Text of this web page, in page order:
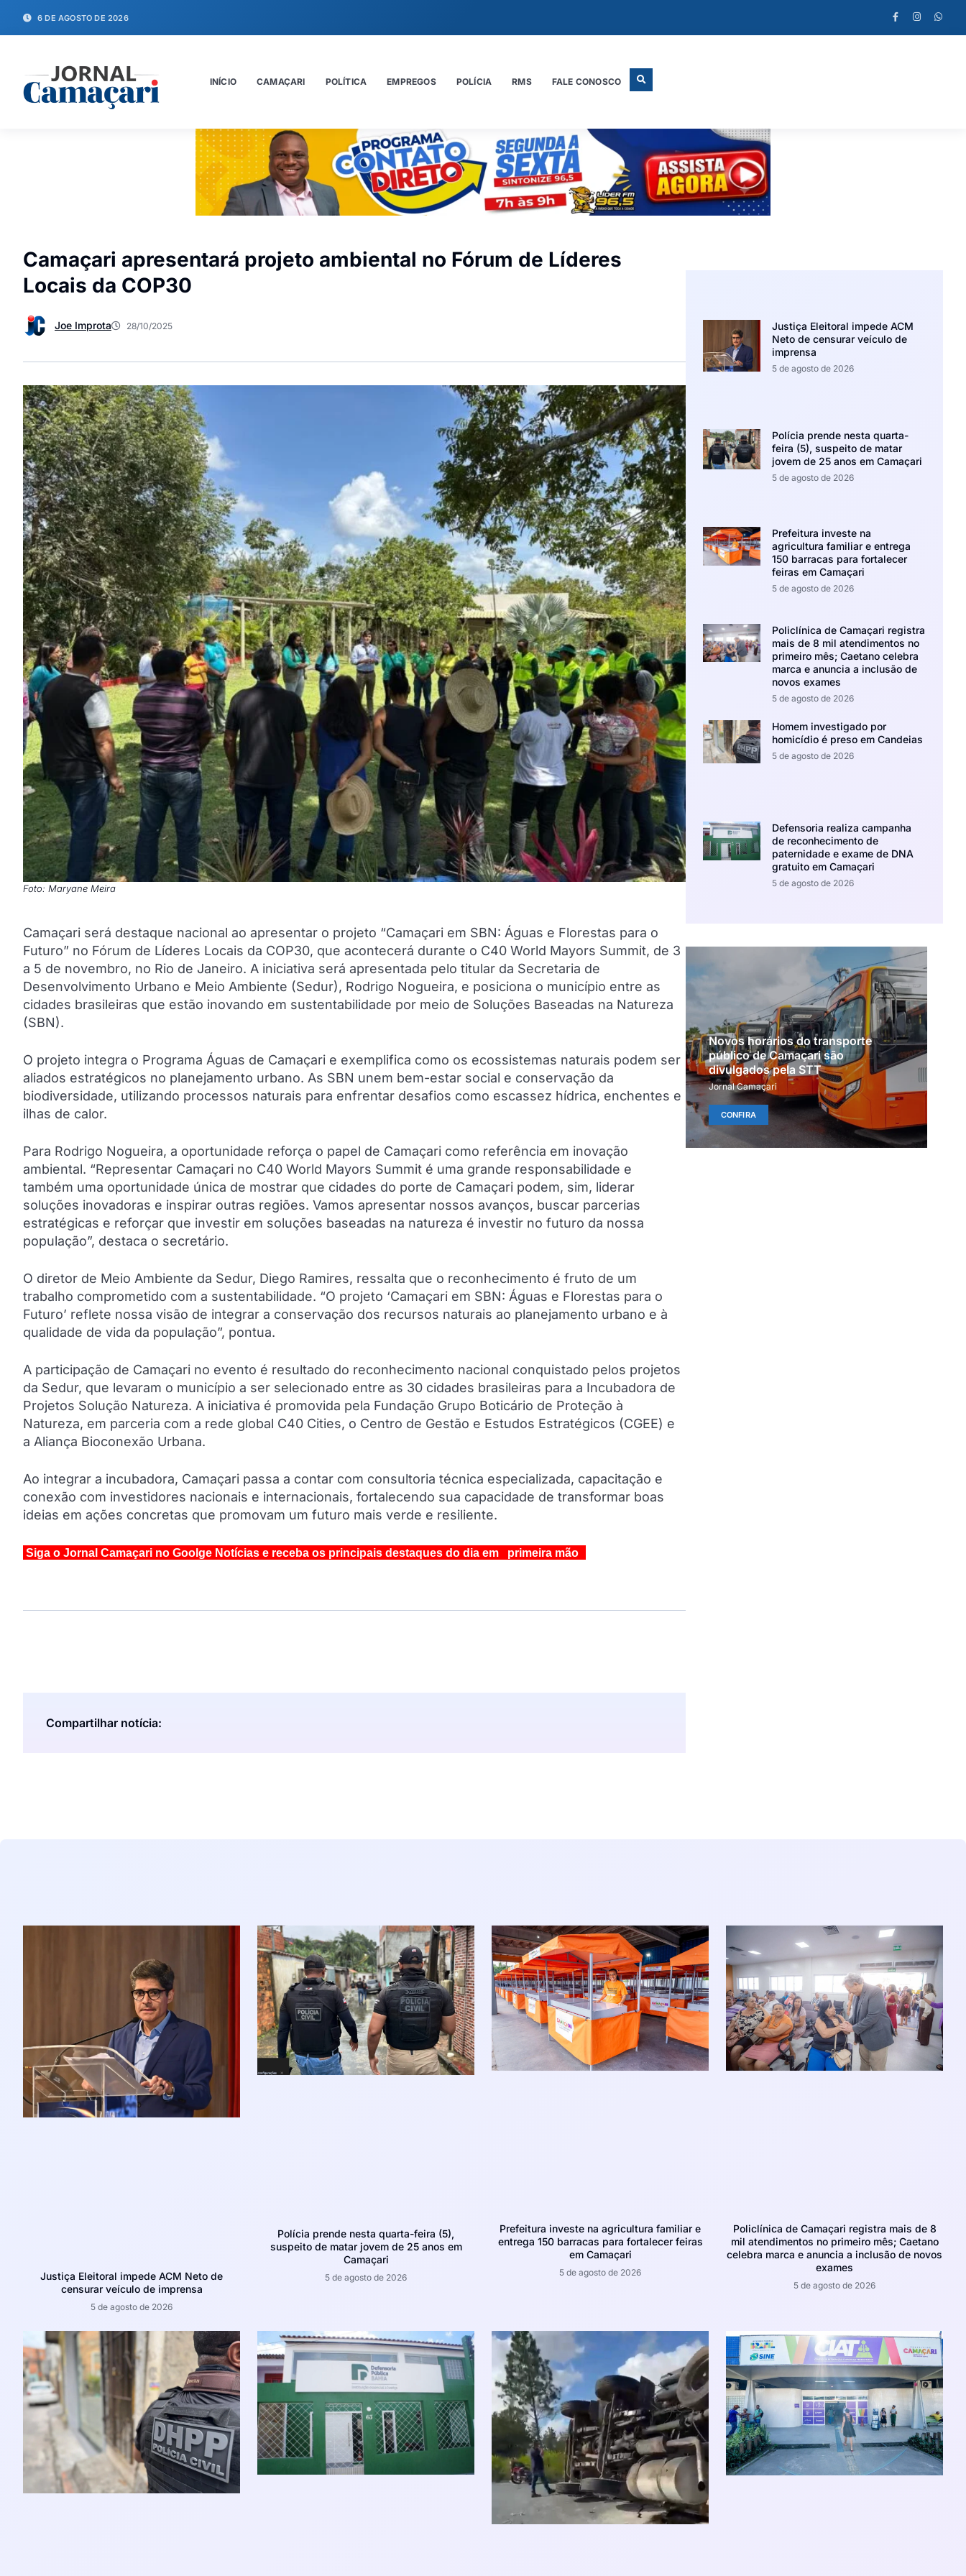
6 DE AGOSTO DE 2026
INÍCIO CAMAÇARI POLÍTICA EMPREGOS POLÍCIA RMS FALE CONOSCO
Camaçari apresentará projeto ambiental no Fórum de Líderes
Locais da COP30
Joe Improta 28/10/2025
Foto: Maryane Meira
Camaçari será destaque nacional ao apresentar o projeto “Camaçari em SBN: Águas e Florestas para o
Futuro” no Fórum de Líderes Locais da COP30, que acontecerá durante o C40 World Mayors Summit, de 3
a 5 de novembro, no Rio de Janeiro. A iniciativa será apresentada pelo titular da Secretaria de
Desenvolvimento Urbano e Meio Ambiente (Sedur), Rodrigo Nogueira, e posiciona o município entre as
cidades brasileiras que estão inovando em sustentabilidade por meio de Soluções Baseadas na Natureza
(SBN).
O projeto integra o Programa Águas de Camaçari e exemplifica como os ecossistemas naturais podem ser
aliados estratégicos no planejamento urbano. As SBN unem bem-estar social e conservação da
biodiversidade, utilizando processos naturais para enfrentar desafios como escassez hídrica, enchentes e
ilhas de calor.
Para Rodrigo Nogueira, a oportunidade reforça o papel de Camaçari como referência em inovação
ambiental. “Representar Camaçari no C40 World Mayors Summit é uma grande responsabilidade e
também uma oportunidade única de mostrar que cidades do porte de Camaçari podem, sim, liderar
soluções inovadoras e inspirar outras regiões. Vamos apresentar nossos avanços, buscar parcerias
estratégicas e reforçar que investir em soluções baseadas na natureza é investir no futuro da nossa
população”, destaca o secretário.
O diretor de Meio Ambiente da Sedur, Diego Ramires, ressalta que o reconhecimento é fruto de um
trabalho comprometido com a sustentabilidade. “O projeto ‘Camaçari em SBN: Águas e Florestas para o
Futuro’ reflete nossa visão de integrar a conservação dos recursos naturais ao planejamento urbano e à
qualidade de vida da população”, pontua.
A participação de Camaçari no evento é resultado do reconhecimento nacional conquistado pelos projetos
da Sedur, que levaram o município a ser selecionado entre as 30 cidades brasileiras para a Incubadora de
Projetos Solução Natureza. A iniciativa é promovida pela Fundação Grupo Boticário de Proteção à
Natureza, em parceria com a rede global C40 Cities, o Centro de Gestão e Estudos Estratégicos (CGEE) e
a Aliança Bioconexão Urbana.
Ao integrar a incubadora, Camaçari passa a contar com consultoria técnica especializada, capacitação e
conexão com investidores nacionais e internacionais, fortalecendo sua capacidade de transformar boas
ideias em ações concretas que promovam um futuro mais verde e resiliente.
Siga o Jornal Camaçari no Goolge Notícias e receba os principais destaques do dia em primeira mão
Compartilhar notícia:
Justiça Eleitoral impede ACM
Neto de censurar veículo de
imprensa
5 de agosto de 2026
Polícia prende nesta quarta-
feira (5), suspeito de matar
jovem de 25 anos em Camaçari
5 de agosto de 2026
Prefeitura investe na
agricultura familiar e entrega
150 barracas para fortalecer
feiras em Camaçari
5 de agosto de 2026
Policlínica de Camaçari registra
mais de 8 mil atendimentos no
primeiro mês; Caetano celebra
marca e anuncia a inclusão de
novos exames
5 de agosto de 2026
Homem investigado por
homicídio é preso em Candeias
5 de agosto de 2026
Defensoria realiza campanha
de reconhecimento de
paternidade e exame de DNA
gratuito em Camaçari
5 de agosto de 2026
Novos horários do transporte
público de Camaçari são
divulgados pela STT
Jornal Camaçari
CONFIRA
Justiça Eleitoral impede ACM Neto de
censurar veículo de imprensa
5 de agosto de 2026
Polícia prende nesta quarta-feira (5),
suspeito de matar jovem de 25 anos em
Camaçari
5 de agosto de 2026
Prefeitura investe na agricultura familiar e
entrega 150 barracas para fortalecer feiras
em Camaçari
5 de agosto de 2026
Policlínica de Camaçari registra mais de 8
mil atendimentos no primeiro mês; Caetano
celebra marca e anuncia a inclusão de novos
exames
5 de agosto de 2026